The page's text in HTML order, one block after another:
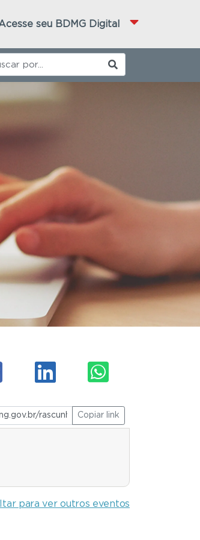
seu BDMG Digital
Copiar link
para ver outros eventos